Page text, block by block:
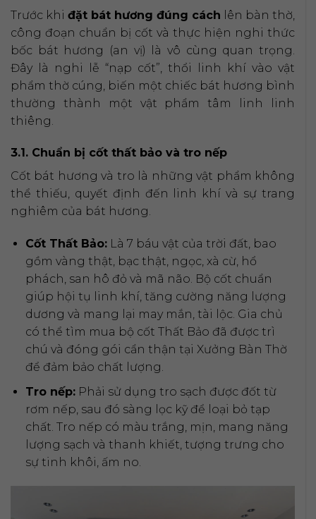
Trước khi đặt bát hương đúng cách lên bàn thờ,
công đoạn chuẩn bị cốt và thực hiện nghi thức
bốc bát hương (an vị) là vô cùng quan trọng.
Đây là nghi lễ “nạp cốt”, thổi linh khí vào vật
phẩm thờ cúng, biến một chiếc bát hương bình
thường thành một vật phẩm tâm linh linh
thiêng.
3.1. Chuẩn bị cốt thất bảo và tro nếp
Cốt bát hương và tro là những vật phẩm không
thể thiếu, quyết định đến linh khí và sự trang
nghiêm của bát hương.
Cốt Thất Bảo:Là 7 báu vật của trời đất, bao
gồm vàng thật, bạc thật, ngọc, xà cừ, hổ
phách, san hô đỏ và mã não. Bộ cốt chuẩn
giúp hội tụ linh khí, tăng cường năng lượng
dương và mang lại may mắn, tài lộc. Gia chủ
có thể tìm mua bộ cốt Thất Bảo đã được trì
chú và đóng gói cẩn thận tại Xưởng Bàn Thờ
để đảm bảo chất lượng.
Tro nếp:Phải sử dụng tro sạch được đốt từ
rơm nếp, sau đó sàng lọc kỹ để loại bỏ tạp
chất. Tro nếp có màu trắng, mịn, mang năng
lượng sạch và thanh khiết, tượng trưng cho
sự tinh khôi, ấm no.